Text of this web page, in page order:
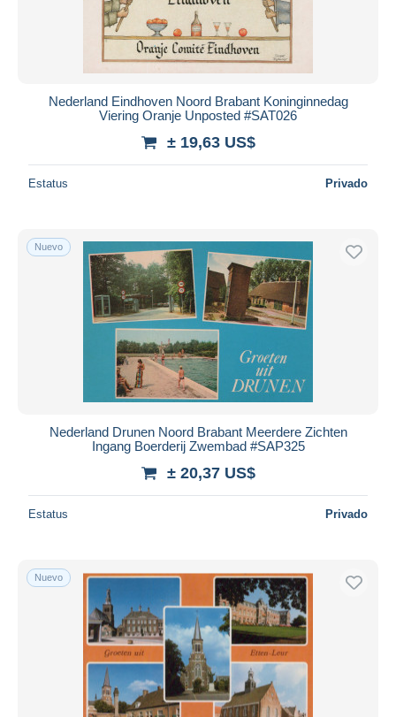
Nederland Eindhoven Noord Brabant Koninginnedag
Viering Oranje Unposted #SAT026
± 19,63 US$
Estatus Privado
Nuevo
Nederland Drunen Noord Brabant Meerdere Zichten
Ingang Boerderij Zwembad #SAP325
± 20,37 US$
Estatus Privado
Nuevo